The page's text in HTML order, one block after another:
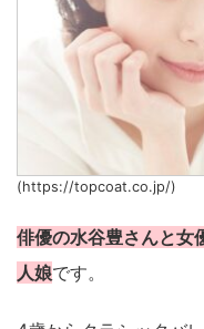
(https://topcoat.co.jp/)
俳優の水谷豊さんと女
人娘です。